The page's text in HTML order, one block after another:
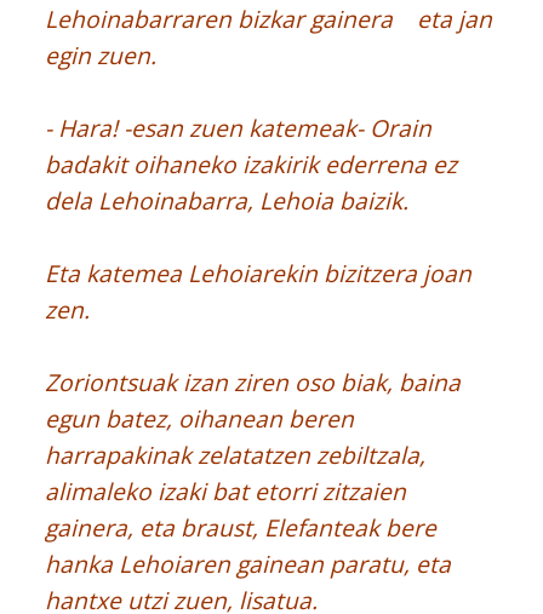
Lehoinabarraren bizkar gainera eta jan
egin zuen.
- Hara! -esan zuen katemeak- Orain
badakit oihaneko izakirik ederrena ez
dela Lehoinabarra, Lehoia baizik.
Eta katemea Lehoiarekin bizitzera joan
zen.
Zoriontsuak izan ziren oso biak, baina
egun batez, oihanean beren
harrapakinak zelatatzen zebiltzala,
alimaleko izaki bat etorri zitzaien
gainera, eta braust, Elefanteak bere
hanka Lehoiaren gainean paratu, eta
hantxe utzi zuen, lisatua.